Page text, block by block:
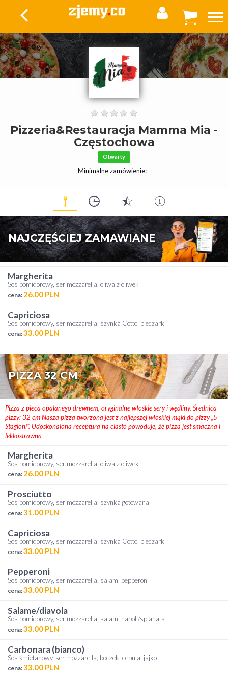
Pizzeria&Restauracja Mamma Mia -
Częstochowa
Otwarty
Minimalne zamówienie: -
NAJCZĘŚCIEJ ZAMAWIANE
margherita
Sos pomidorowy, ser mozzarella, oliwa z oliwek
cena: 26.00 PLN
capriciosa
Sos pomidorowy, ser mozzarella, szynka Cotto, pieczarki
cena:33.00 PLN
PIZZA 32 CM
Pizza z pieca opalanego drewnem, oryginalne włoskie sery i wędliny. Średnica
pizzy: 32 cm Nasza pizza tworzona jest z najlepszej włoskiej mąki do pizzy „5
Stagioni”. Udoskonalona receptura na ciasto powoduje, że pizza jest smaczna i
lekkostrawna
margherita
Sos pomidorowy, ser mozzarella, oliwa z oliwek
cena: 26.00 PLN
prosciutto
Sos pomidorowy, ser mozzarella, szynka gotowana
cena:31.00 PLN
capriciosa
Sos pomidorowy, ser mozzarella, szynka Cotto, pieczarki
cena:33.00 PLN
pepperoni
Sos pomidorowy, ser mozzarella, salami pepperoni
cena:33.00 PLN
salame/diavola
Sos pomidorowy, ser mozzarella, salami napoli/spianata
cena:33.00 PLN
carbonara (bianco)
Sos śmietanowy, ser mozzarella, boczek, cebula, jajko
cena:33.00 PLN